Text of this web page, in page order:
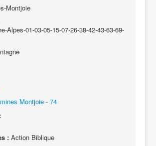
Montjoie
Alpes-01-03-05-15-07-26-38-42-43-63-69-
Montjoie - 74
: Action Biblique